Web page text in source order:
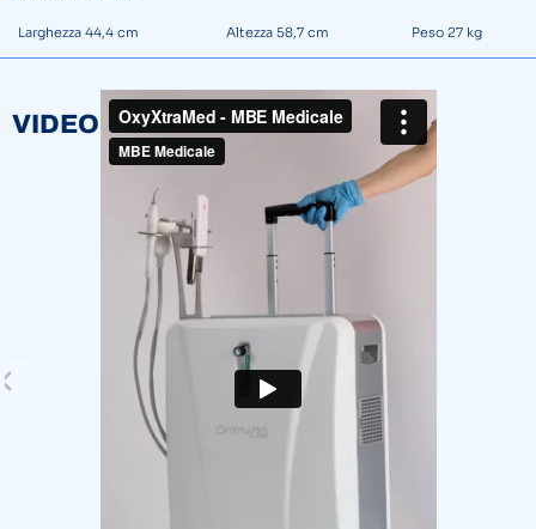
Larghezza 44,4 cm Altezza 58,7 cm Peso 27 kg
VIDEO